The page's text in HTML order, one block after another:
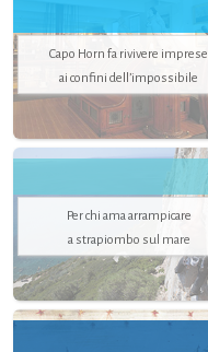
Capo Horn fa rivivere imprese
ai confini dell’impossibile
Per chi ama arrampicare
a strapiombo sul mare